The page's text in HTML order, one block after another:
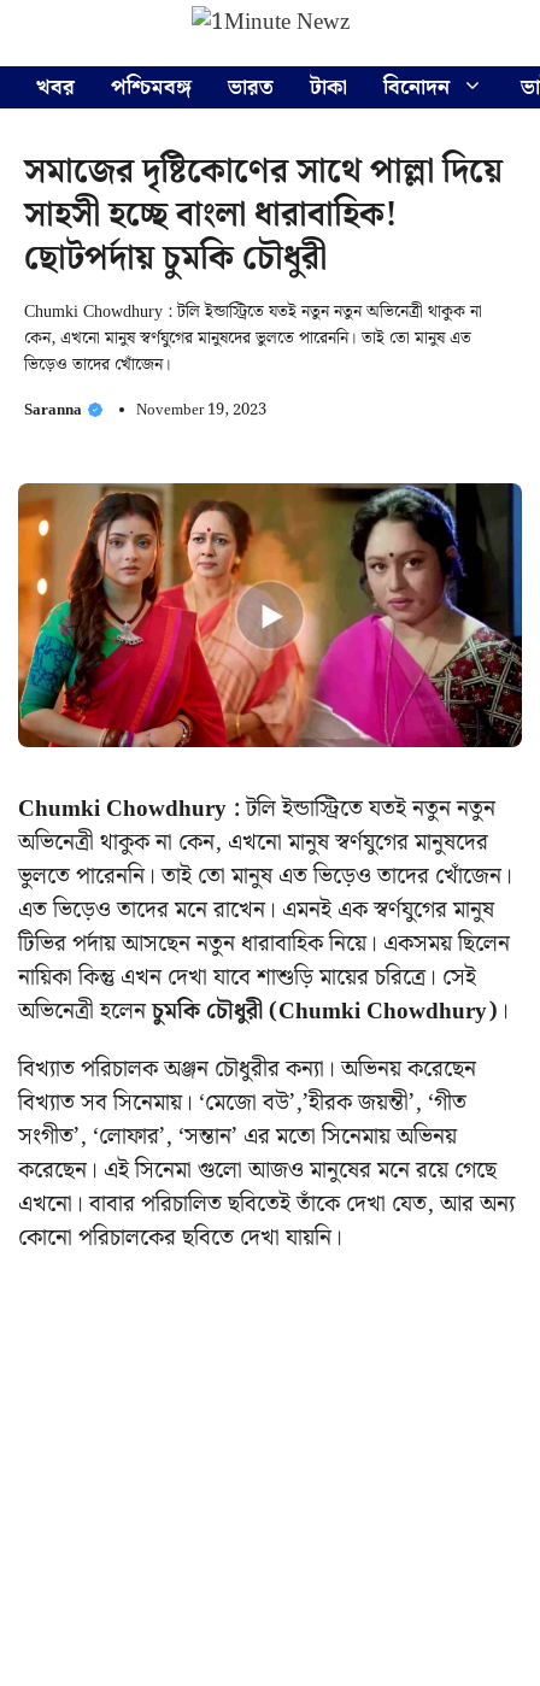
content
খবর
পশ্চিমবঙ্গ ভারত টাকা বিনোদন
সমাজের দৃষ্টিকোণের সাথে পাল্লা দিয়ে
সাহসী হচ্ছে বাংলা ধারাবাহিক!
ছোটপর্দায় চুমকি চৌধুরী
Chumki Chowdhury : টলি ইন্ডাস্ট্রিতে যতই নতুন নতুন অভিনেত্রী থাকুক না
কেন, এখনো মানুষ স্বর্ণযুগের মানুষদের ভুলতে পারেননি। তাই তো মানুষ এত
ভিড়েও তাদের খোঁজেন।
Saranna November 19, 2023
Chumki Chowdhury :টলি ইন্ডাস্ট্রিতে যতই নতুন নতুন
অভিনেত্রী থাকুক না কেন, এখনো মানুষ স্বর্ণযুগের মানুষদের
ভুলতে পারেননি। তাই তো মানুষ এত ভিড়েও তাদের খোঁজেন।
এত ভিড়েও তাদের মনে রাখেন। এমনই এক স্বর্ণযুগের মানুষ
টিভির পর্দায় আসছেন নতুন ধারাবাহিক নিয়ে। একসময় ছিলেন
নায়িকা কিন্তু এখন দেখা যাবে শাশুড়ি মায়ের চরিত্রে। সেই
অভিনেত্রী হলেনচুমকি চৌধুরী (Chumki Chowdhury) ।
বিখ্যাত পরিচালক অঞ্জন চৌধুরীর কন্যা। অভিনয় করেছেন
বিখ্যাত সব সিনেমায়। ‘মেজো বউ’,’হীরক জয়ন্তী’, ‘গীত
সংগীত’, ‘লোফার’, ‘সন্তান’ এর মতো সিনেমায় অভিনয়
করেছেন। এই সিনেমা গুলো আজও মানুষের মনে রয়ে গেছে
এখনো। বাবার পরিচালিত ছবিতেই তাঁকে দেখা যেত, আর অন্য
কোনো পরিচালকের ছবিতে দেখা যায়নি।